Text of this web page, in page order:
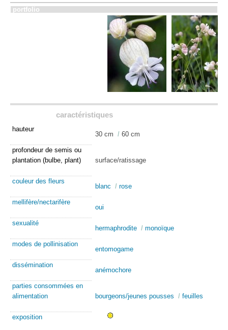
portfolio
caractéristiques
hauteur
30 cm / 60 cm
profondeur de semis ou
plantation (bulbe, plant)
surface/ratissage
couleur des fleurs
blanc / rose
mellifère/nectarifère
oui
sexualité
hermaphrodite / monoïque
modes de pollinisation
entomogame
dissémination
anémochore
parties consommées en
alimentation
bourgeons/jeunes pousses / feuilles
exposition